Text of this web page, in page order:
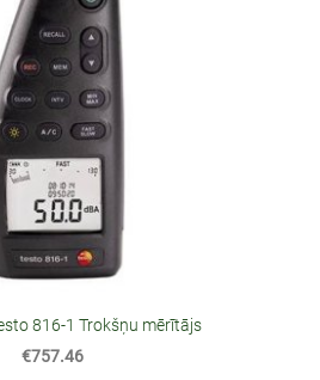
816-1 Trokšņu mērītājs
€757.46